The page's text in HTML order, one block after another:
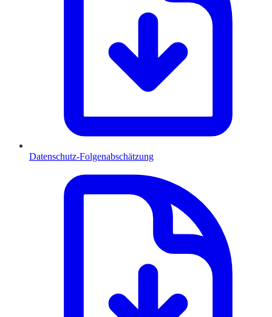
Datenschutz-Folgenabschätzung